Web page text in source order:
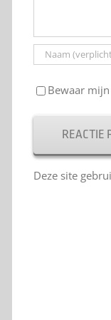
Bewaar
Deze site